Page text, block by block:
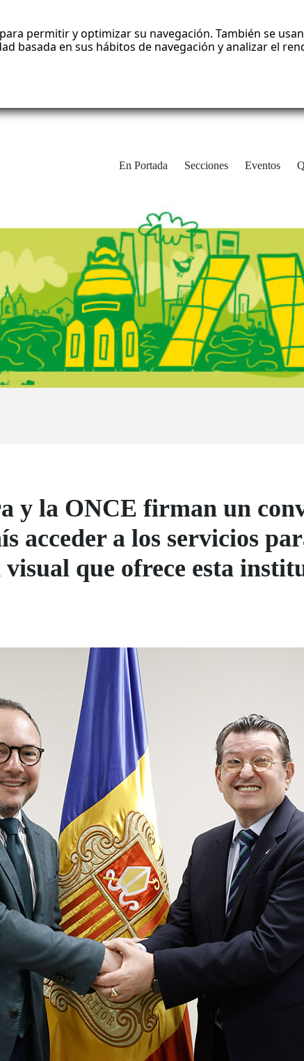
permitir y optimizar su navegación. También se
basada en sus hábitos de navegación y analizar el
En Portada Secciones Eventos
y la ONCE firman un
acceder a los servicios
que ofrece esta